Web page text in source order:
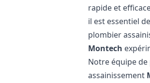
rapide et
il est essentiel
plombier
Montech
Notre équipe
assainissement